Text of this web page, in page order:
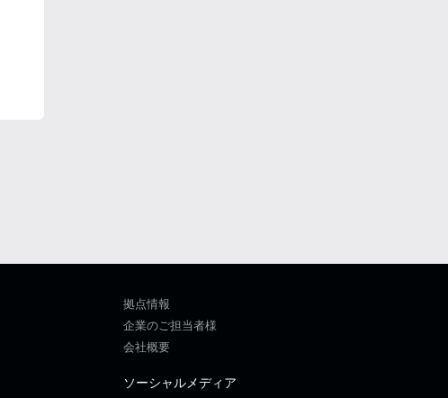
拠点情報
企業のご担当者様
会社概要
ソーシャルメディア